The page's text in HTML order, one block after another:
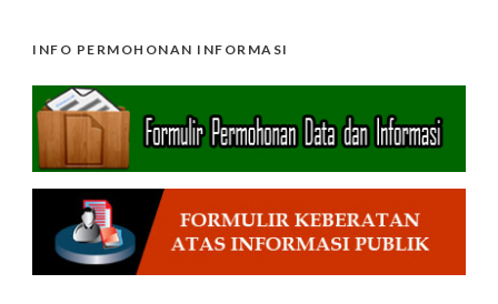
INFO PERMOHONAN INFORMASI